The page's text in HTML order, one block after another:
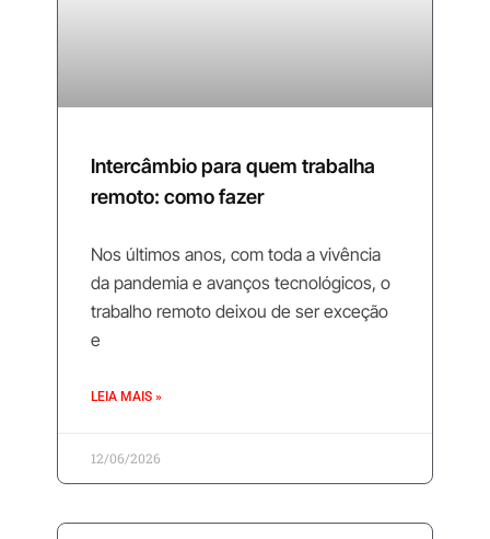
Intercâmbio para quem trabalha
remoto: como fazer
Nos últimos anos, com toda a vivência
da pandemia e avanços tecnológicos, o
trabalho remoto deixou de ser exceção
e
LEIA MAIS »
12/06/2026